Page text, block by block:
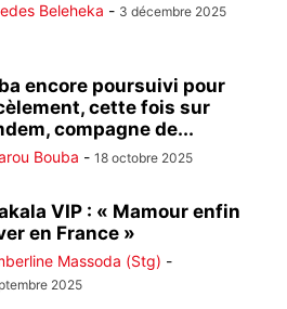
Beleheka - 3 décembre 2025
encore poursuivi pour
cette fois sur
compagne de...
Bouba - 18 octobre 2025
VIP : « Mamour enfin
en France »
Massoda (Stg) -
2025